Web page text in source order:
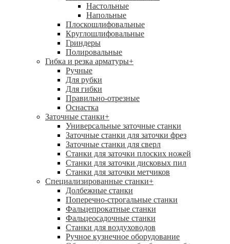
Настольные
Напольные
Плоскошлифовальные
Круглошлифовальные
Гриндеры
Полировальные
Гибка и резка арматуры+
Ручные
Для рубки
Для гибки
Правильно-отрезные
Оснастка
Заточные станки+
Универсальные заточные станки
Заточные станки для заточки фрез
Заточные станки для сверл
Станки для заточки плоских ножей
Станки для заточки дисковых пил
Станки для заточки метчиков
Специализированные станки+
Долбежные станки
Поперечно-строгальные станки
Фальцепрокатные станки
Фальцеосадочные станки
Станки для воздуховодов
Ручное кузнечное оборудование